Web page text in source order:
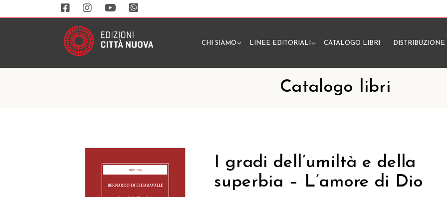
CHI SIAMO LINEE EDITORIALI CATALOGO LIBRI DISTRIBUZIONE
Catalogo libri
I gradi dell’umiltà e della
superbia – L’amore di Dio